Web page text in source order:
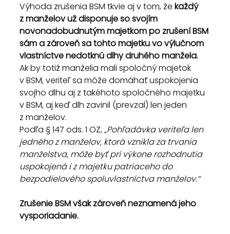
Výhoda zrušenia BSM tkvie aj v tom, že každý
z manželov už disponuje so svojím
novonadobudnutým majetkom po zrušení BSM
sám a zároveň sa tohto majetku vo výlučnom
vlastníctve nedotknú dlhy druhého manžela.
Ak by totiž manželia mali spoločný majetok
v BSM, veriteľ sa môže domáhať uspokojenia
svojho dlhu aj z takéhoto spoločného majetku
v BSM, aj keď dlh zavinil (prevzal) len jeden
z manželov.
Podľa § 147 ods. 1 OZ, „Pohľadávka veriteľa len
jedného z manželov, ktorá vznikla za trvania
manželstva, môže byť pri výkone rozhodnutia
uspokojená i z majetku patriaceho do
bezpodielového spoluvlastníctva manželov.“
Zrušenie BSM však zároveň neznamená jeho
vysporiadanie.